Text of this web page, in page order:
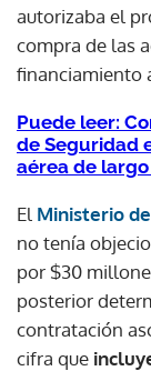
autorizaba el
compra de las
financiamiento
Puede leer:
de Seguridad
aérea de
El Ministerio
no tenía
por $30
posterior
contratación
cifra que